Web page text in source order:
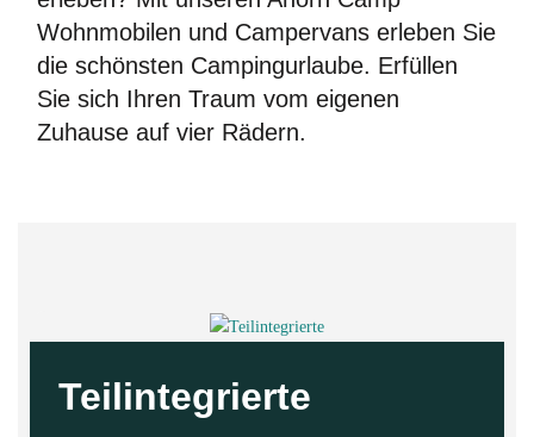
Wohnmobilen und Campervans erleben Sie
die schönsten Campingurlaube. Erfüllen
Sie sich Ihren Traum vom eigenen
Zuhause auf vier Rädern.
Teilintegrierte